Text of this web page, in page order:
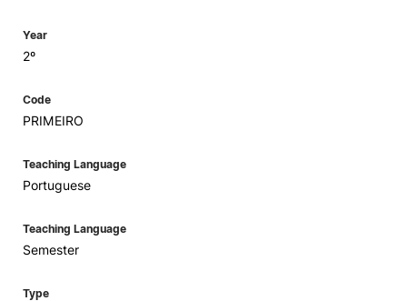
Year
2º
Code
PRIMEIRO
Teaching Language
Portuguese
Teaching Language
Semester
Type